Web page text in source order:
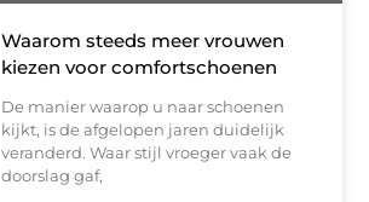
Waarom steeds meer vrouwen
kiezen voor comfortschoenen
De manier waarop u naar schoenen
kijkt, is de afgelopen jaren duidelijk
veranderd. Waar stijl vroeger vaak de
doorslag gaf,